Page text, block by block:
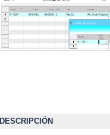
DESCRIPCIÓN